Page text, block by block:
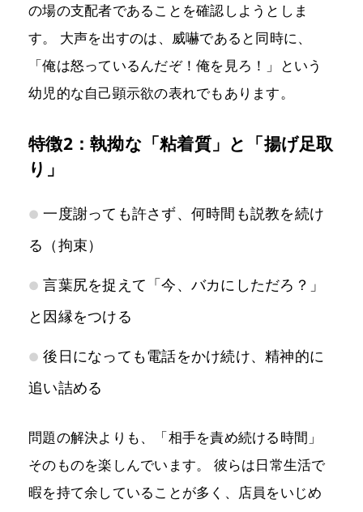
の場の支配者であることを確認しようとしま
す。 大声を出すのは、威嚇であると同時に、
「俺は怒っているんだぞ！俺を見ろ！」という
幼児的な自己顕示欲の表れでもあります。
特徴2：執拗な「粘着質」と「揚げ足取
り」
一度謝っても許さず、何時間も説教を続け
る（拘束）
言葉尻を捉えて「今、バカにしただろ？」
と因縁をつける
後日になっても電話をかけ続け、精神的に
追い詰める
問題の解決よりも、「相手を責め続ける時間」
そのものを楽しんでいます。 彼らは日常生活で
暇を持て余していることが多く、店員をいじめ